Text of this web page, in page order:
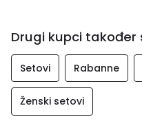
Drugi kupci također
Setovi Rabanne
Ženski setovi